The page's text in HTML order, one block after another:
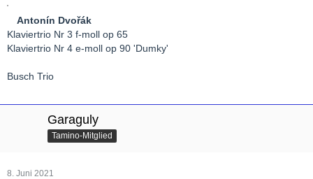
Antonín Dvořák
Klaviertrio Nr 3 f-moll op 65
Klaviertrio Nr 4 e-moll op 90 'Dumky'
Busch Trio
Garaguly
Tamino-Mitglied
8. Juni 2021